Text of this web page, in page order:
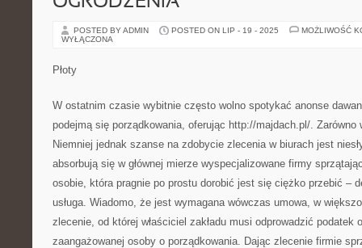
POSTED BY ADMIN POSTED ON LIP - 19 - 2025
MOŻLIWOŚĆ
WYŁĄCZONA
Płoty
W ostatnim czasie wybitnie często wolno spotykać anonse
podejmą się porządkowania, oferując http://majdach.pl/. Zarówno
Niemniej jednak szanse na zdobycie zlecenia w biurach jest
absorbują się w głównej mierze wyspecjalizowane firmy
osobie, która pragnie po prostu dorobić jest się ciężko przebić –
usługa. Wiadomo, że jest wymagana wówczas umowa, w
zlecenie, od której właściciel zakładu musi odprowadzić podatek
zaangażowanej osoby o porządkowania. Dając zlecenie firmie